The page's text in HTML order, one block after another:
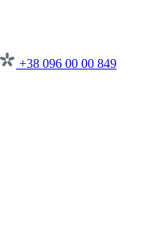
+38 096 00 00 849